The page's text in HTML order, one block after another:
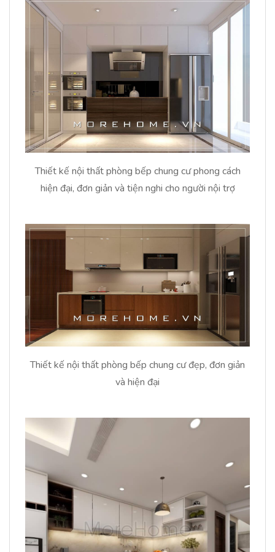
Thiết kế nội thất phòng bếp chung cư phong cách
hiện đại, đơn giản và tiện nghi cho người nội trợ
Thiết kế nội thất phòng bếp chung cư đẹp, đơn giản
và hiện đại